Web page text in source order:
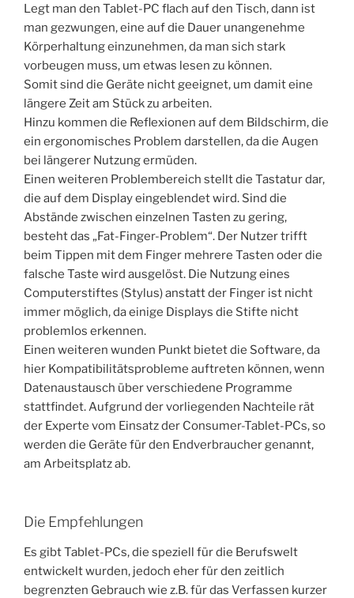
Legt man den Tablet-PC flach auf den Tisch, dann ist
man gezwungen, eine auf die Dauer unangenehme
Körperhaltung einzunehmen, da man sich stark
vorbeugen muss, um etwas lesen zu können.
Somit sind die Geräte nicht geeignet, um damit eine
längere Zeit am Stück zu arbeiten.
Hinzu kommen die Reflexionen auf dem Bildschirm, die
ein ergonomisches Problem darstellen, da die Augen
bei längerer Nutzung ermüden.
Einen weiteren Problembereich stellt die Tastatur dar,
die auf dem Display eingeblendet wird. Sind die
Abstände zwischen einzelnen Tasten zu gering,
besteht das „Fat-Finger-Problem“. Der Nutzer trifft
beim Tippen mit dem Finger mehrere Tasten oder die
falsche Taste wird ausgelöst. Die Nutzung eines
Computerstiftes (Stylus) anstatt der Finger ist nicht
immer möglich, da einige Displays die Stifte nicht
problemlos erkennen.
Einen weiteren wunden Punkt bietet die Software, da
hier Kompatibilitätsprobleme auftreten können, wenn
Datenaustausch über verschiedene Programme
stattfindet. Aufgrund der vorliegenden Nachteile rät
der Experte vom Einsatz der Consumer-Tablet-PCs, so
werden die Geräte für den Endverbraucher genannt,
am Arbeitsplatz ab.
Die Empfehlungen
Es gibt Tablet-PCs, die speziell für die Berufswelt
entwickelt wurden, jedoch eher für den zeitlich
begrenzten Gebrauch wie z.B. für das Verfassen kurzer